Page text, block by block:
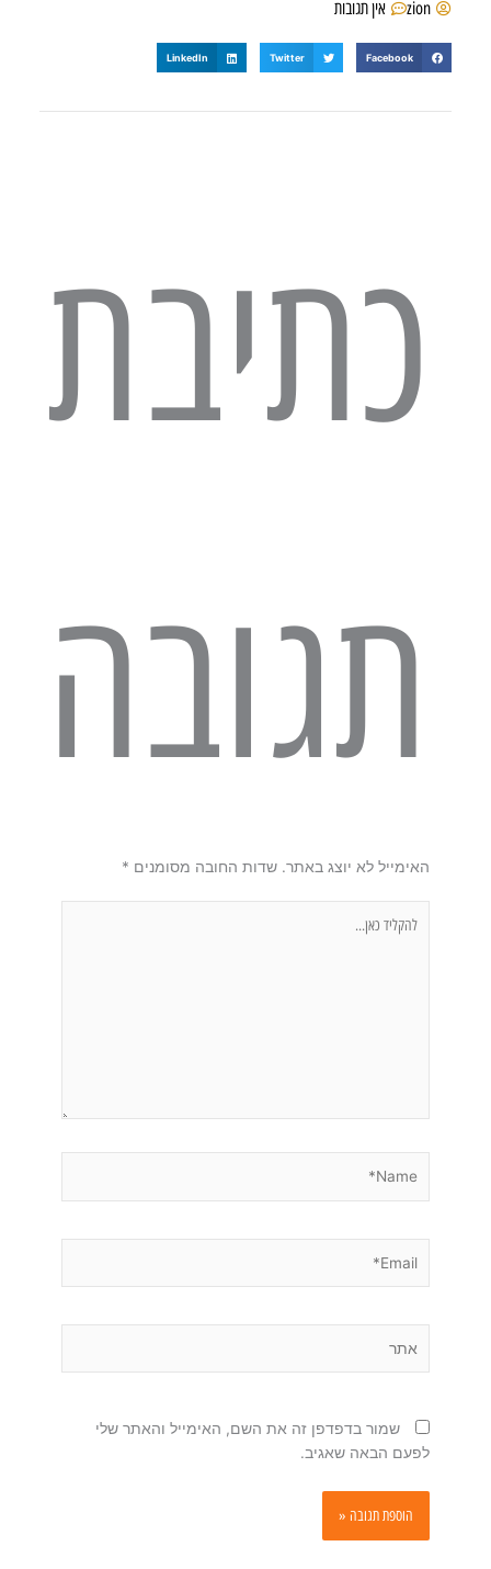
zion אין תגובות
Facebook
Twitter
LinkedIn
כתיבת
תגובה
האימייל לא יוצג באתר. שדות החובה מסומנים *
כאן...
שמור בדפדפן זה את השם, האימייל והאתר שלי
לפעם הבאה שאגיב.